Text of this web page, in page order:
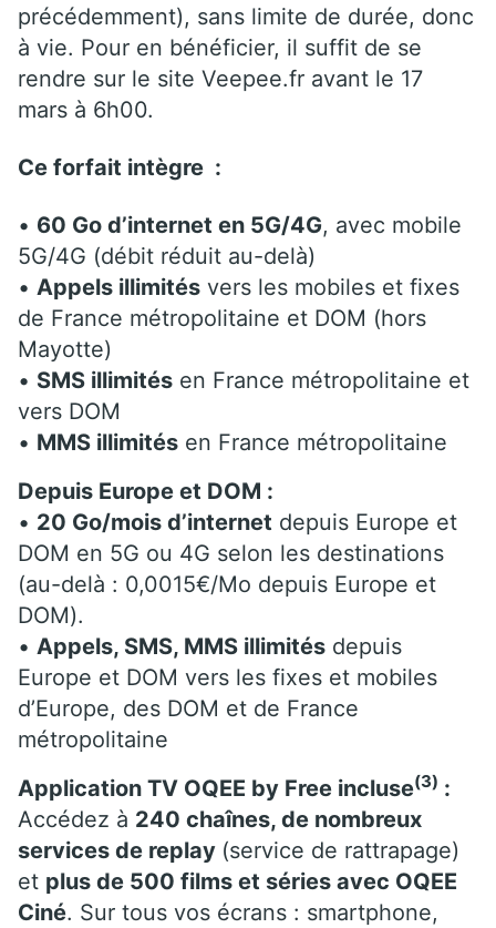
précédemment), sans limite de durée, donc
à vie. Pour en bénéficier, il suffit de se
rendre sur le site Veepee.fr avant le 17
mars à 6h00.
Ce forfait intègre :
• 60 Go d’internet en 5G/4G, avec mobile
5G/4G (débit réduit au-delà)
• Appels illimités vers les mobiles et fixes
de France métropolitaine et DOM (hors
Mayotte)
• SMS illimités en France métropolitaine et
vers DOM
• MMS illimités en France métropolitaine
Depuis Europe et DOM :
• 20 Go/mois d’internet depuis Europe et
DOM en 5G ou 4G selon les destinations
(au-delà : 0,0015€/Mo depuis Europe et
DOM).
• Appels, SMS, MMS illimités depuis
Europe et DOM vers les fixes et mobiles
d’Europe, des DOM et de France
métropolitaine
Application TV OQEE by Free incluse(3) :
Accédez à 240 chaînes, de nombreux
services de replay (service de rattrapage)
et plus de 500 films et séries avec OQEE
Ciné. Sur tous vos écrans : smartphone,